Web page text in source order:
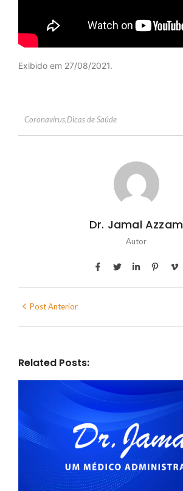
Exibido em 27/08/2021.
Coronavírus,Dicas de Saúde
Dr. Jamal Azzam
Autor
Post Anterior
Related Posts: